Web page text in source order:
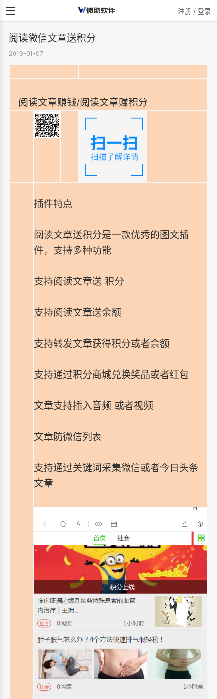
注册 / 登录
阅读微信文章送积分
2019-01-07
阅读文章赚钱/阅读文章赚积分
插件特点
阅读文章送积分是一款优秀的图文插
件，支持多种功能
支持阅读文章送 积分
支持阅读文章送余额
支持转发文章获得积分或者余额
支持通过积分商城兑换奖品或者红包
文章支持插入音频 或者视频
文章防微信列表
支持通过关键词采集微信或者今日头条
文章